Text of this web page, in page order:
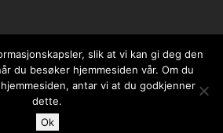
slik at vi kan gi deg den
du besøker hjemmesiden vår. Om du
antar vi at du godkjenner
dette.
Ok